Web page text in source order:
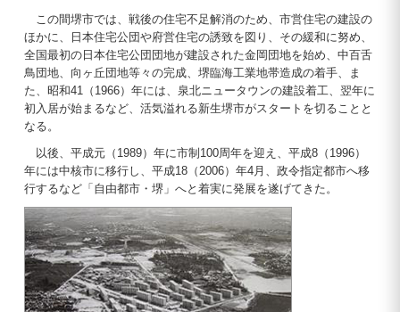
この間堺市では、戦後の住宅不足解消のため、市営住宅の建設の
ほかに、日本住宅公団や府営住宅の誘致を図り、その緩和に努め、
全国最初の日本住宅公団団地が建設された金岡団地を始め、中百舌
鳥団地、向ヶ丘団地等々の完成、堺臨海工業地帯造成の着手、ま
た、昭和41（1966）年には、泉北ニュータウンの建設着工、翌年に
初入居が始まるなど、活気溢れる新生堺市がスタートを切ることと
なる。
以後、平成元（1989）年に市制100周年を迎え、平成8（1996）
年には中核市に移行し、平成18（2006）年4月、政令指定都市へ移
行するなど「自由都市・堺」へと着実に発展を遂げてきた。